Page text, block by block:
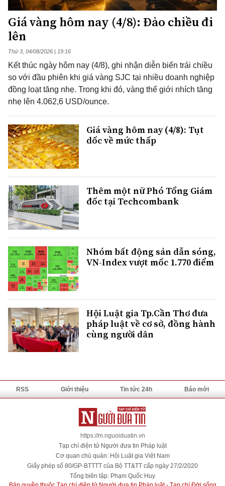
Giá vàng hôm nay (4/8): Đảo chiều đi
lên
Thứ 3, 04/08/2026 | 19:16
Kết thúc ngày hôm nay (4/8), ghi nhận diễn biến trái chiều
so với đầu phiên khi giá vàng SJC tại nhiều doanh nghiệp
đồng loạt tăng nhẹ. Trong khi đó, vàng thế giới nhích tăng
nhẹ lên 4.062,6 USD/ounce.
Giá vàng hôm nay (4/8): Tụt
dốc về mức thấp
Thêm một nữ Phó Tổng Giám
đốc tại Techcombank
Nhóm bất động sản dẫn sóng,
VN-Index vượt mốc 1.770 điểm
Hội Luật gia Tp.Cần Thơ đưa
pháp luật về cơ sở, đồng hành
cùng người dân
RSS Giới thiệu Tin tức 24h Báo mới
https://m.nguoiduatin.vn
Tạp chí điện tử Người đưa tin Pháp luật
Cơ quan chủ quản: Hội Luật gia Việt Nam
Giấy phép số 80/GP-BTTTT của Bộ TT&TT cấp ngày 27/2/2020
Tổng biên tập: Phạm Quốc Huy